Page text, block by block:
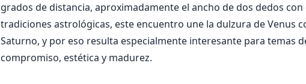
grados de distancia, aproximadamente el ancho de dos dedos
tradiciones astrológicas, este encuentro une la dulzura de Venus
Saturno, y por eso resulta especialmente interesante para temas
compromiso, estética y madurez.